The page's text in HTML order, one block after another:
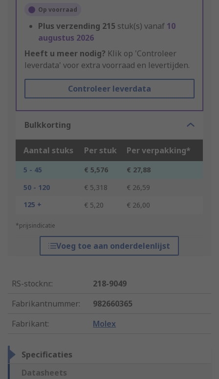
Op voorraad
Plus verzending 215 stuk(s) vanaf 10
augustus 2026
Heeft u meer nodig? Klik op 'Controleer
leverdata' voor extra voorraad en levertijden.
Controleer leverdata
Bulkkorting
Aantal stuks Per stuk Per verpakking*
5 - 45 € 5,576
€ 27,88
50 - 120
€ 5,318
€ 26,59
125 +
€ 5,20 € 26,00
*prijsindicatie
Voeg toe aan onderdelenlijst
RS-stocknr.:
218-9049
Fabrikantnummer:
982660365
Fabrikant: Molex
Specificaties
Datasheets